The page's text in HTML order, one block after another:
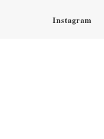
Instagram